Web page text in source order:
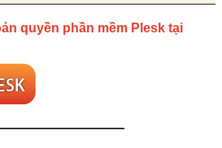
quyền phần mềm Plesk tại